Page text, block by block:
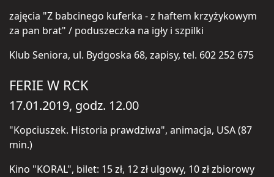
zajęcia "Z babcinego kuferka - z haftem krzyżykowym
za pan brat" / poduszeczka na igły i szpilki
Klub Seniora, ul. Bydgoska 68, zapisy, tel. 602 252 675
FERIE W RCK
17.01.2019, godz. 12.00
"Kopciuszek. Historia prawdziwa", animacja, USA (87
min.)
Kino "KORAL", bilet: 15 zł, 12 zł ulgowy, 10 zł zbiorowy